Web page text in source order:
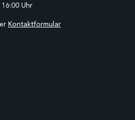
Uhr
Kontaktformular